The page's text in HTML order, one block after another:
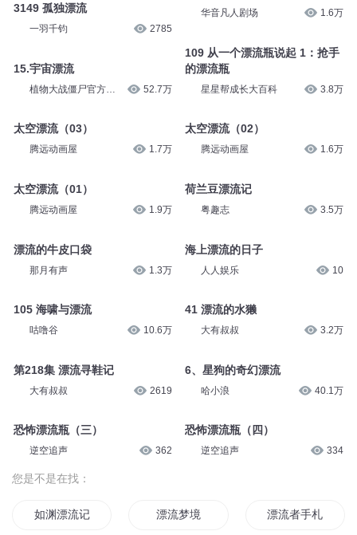
3149 孤独漂流
一羽千钧 2785
15.宇宙漂流
植物大战僵尸官方频
52.7万
太空漂流（03）
腾远动画屋 1.7万
太空漂流（01）
腾远动画屋 1.9万
漂流的牛皮口袋
那月有声 1.3万
105 海啸与漂流
咕噜谷 10.6万
第218集 漂流寻鞋记
大有叔叔 2619
恐怖漂流瓶（三）
逆空追声 362
华音凡人剧场 1.6万
109 从一个漂流瓶说起 1：抢手
的漂流瓶
星星帮成长大百科 3.8万
太空漂流（02）
腾远动画屋 1.6万
荷兰豆漂流记
粤趣志 3.5万
海上漂流的日子
人人娱乐 10
41 漂流的水獭
大有叔叔 3.2万
6、星狗的奇幻漂流
哈小浪 40.1万
恐怖漂流瓶（四）
逆空追声 334
您是不是在找：
如渊漂流记 漂流梦境 漂流者手札